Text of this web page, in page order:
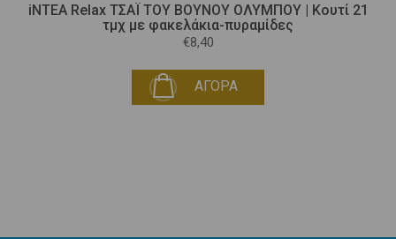
iNTEA Relax ΤΣΑΪ ΤΟΥ ΒΟΥΝΟΥ ΟΛΥΜΠΟΥ | Κουτί 21
τμχ με φακελάκια-πυραμίδες
€8,40
ΑΓΟΡΑ